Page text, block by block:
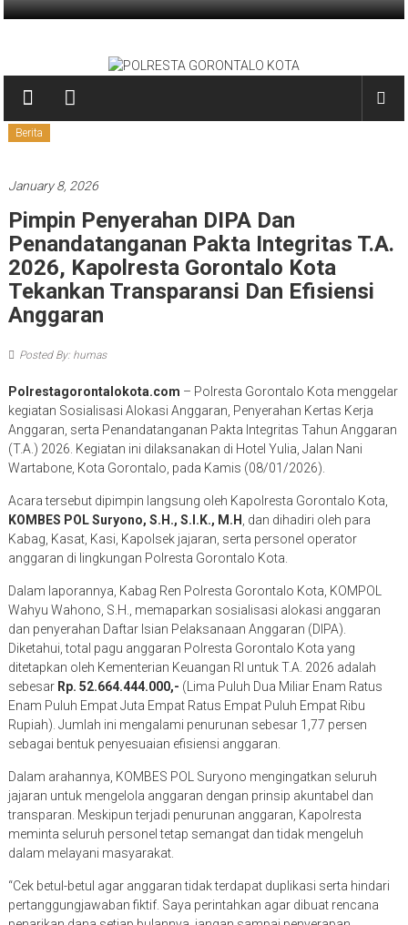
Skip
POLRESTA
GORONTALO
KOTA
Berita
January 8, 2026
Pimpin Penyerahan DIPA Dan
Penandatanganan Pakta Integritas T.A.
2026, Kapolresta Gorontalo Kota
Tekankan Transparansi Dan Efisiensi
Anggaran
Posted By: humas
Polrestagorontalokota.com – Polresta Gorontalo Kota menggelar
kegiatan Sosialisasi Alokasi Anggaran, Penyerahan Kertas Kerja
Anggaran, serta Penandatanganan Pakta Integritas Tahun Anggaran
(T.A.) 2026. Kegiatan ini dilaksanakan di Hotel Yulia, Jalan Nani
Wartabone, Kota Gorontalo, pada Kamis (08/01/2026).
Acara tersebut dipimpin langsung oleh Kapolresta Gorontalo Kota,
KOMBES POL Suryono, S.H., S.I.K., M.H
, dan dihadiri oleh para
Kabag, Kasat, Kasi, Kapolsek jajaran, serta personel operator
anggaran di lingkungan Polresta Gorontalo Kota.
Dalam laporannya, Kabag Ren Polresta Gorontalo Kota, KOMPOL
Wahyu Wahono, S.H., memaparkan sosialisasi alokasi anggaran
dan penyerahan Daftar Isian Pelaksanaan Anggaran (DIPA).
Diketahui, total pagu anggaran Polresta Gorontalo Kota yang
ditetapkan oleh Kementerian Keuangan RI untuk T.A. 2026 adalah
sebesar Rp. 52.664.444.000,- (Lima Puluh Dua Miliar Enam Ratus
Enam Puluh Empat Juta Empat Ratus Empat Puluh Empat Ribu
Rupiah). Jumlah ini mengalami penurunan sebesar 1,77 persen
sebagai bentuk penyesuaian efisiensi anggaran.
Dalam arahannya, KOMBES POL Suryono mengingatkan seluruh
jajaran untuk mengelola anggaran dengan prinsip akuntabel dan
transparan. Meskipun terjadi penurunan anggaran, Kapolresta
meminta seluruh personel tetap semangat dan tidak mengeluh
dalam melayani masyarakat.
“Cek betul-betul agar anggaran tidak terdapat duplikasi serta hindari
pertanggungjawaban fiktif. Saya perintahkan agar dibuat rencana